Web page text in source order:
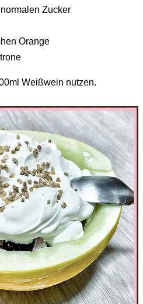
Zucker
Orange
Weißwein nutzen.